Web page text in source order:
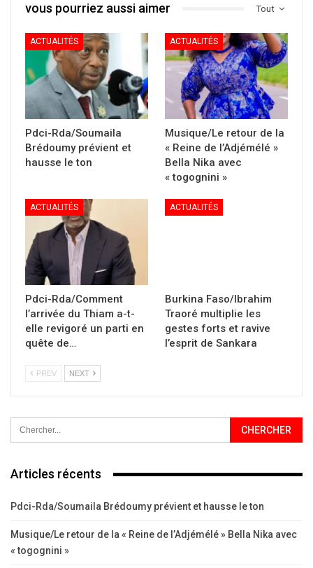
Tout
vous pourriez aussi aimer
ACTUALITÉS
Pdci-Rda/Soumaila
Brédoumy prévient et
hausse le ton
ACTUALITÉS
Musique/Le retour de la
« Reine de l’Adjémélé »
Bella Nika avec
« togognini »
ACTUALITÉS
Pdci-Rda/Comment
l’arrivée du Thiam a-t-
elle revigoré un parti en
quête de…
ACTUALITÉS
Burkina Faso/Ibrahim
Traoré multiplie les
gestes forts et ravive
l’esprit de Sankara
PREV NEXT
Articles récents
Pdci-Rda/Soumaila Brédoumy prévient et hausse le ton
Musique/Le retour de la « Reine de l’Adjémélé » Bella Nika avec
« togognini »